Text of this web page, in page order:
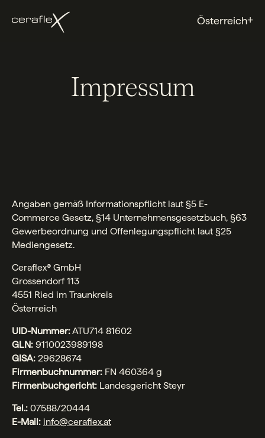
Österreich+
Impressum
Angaben gemäß Informationspflicht laut §5 E-
Commerce Gesetz, §14 Unternehmensgesetzbuch, §63
Gewerbeordnung und Offenlegungspflicht laut §25
Mediengesetz.
Ceraflex® GmbH
Grossendorf 113
4551 Ried im Traunkreis
Österreich
UID-Nummer:ATU714 81602
GLN: 9110023989198
GISA: 29628674
Firmenbuchnummer: FN 460364 g
Firmenbuchgericht: Landesgericht Steyr
Tel.: 07588/20444
E-Mail: info@ceraflex.at